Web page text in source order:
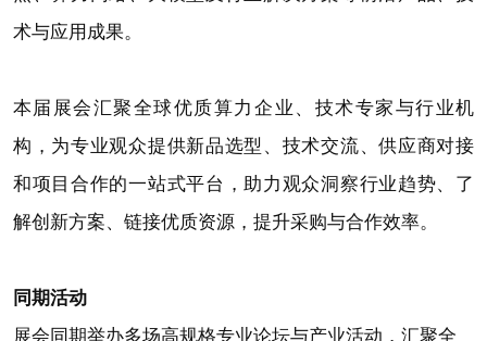
术与应用成果。
本届展会汇聚全球优质算力企业、技术专家与行业机
构，为专业观众提供新品选型、技术交流、供应商对接
和项目合作的一站式平台，助力观众洞察行业趋势、了
解创新方案、链接优质资源，提升采购与合作效率。
同期活动
展会同期举办多场高规格专业论坛与产业活动，汇聚全